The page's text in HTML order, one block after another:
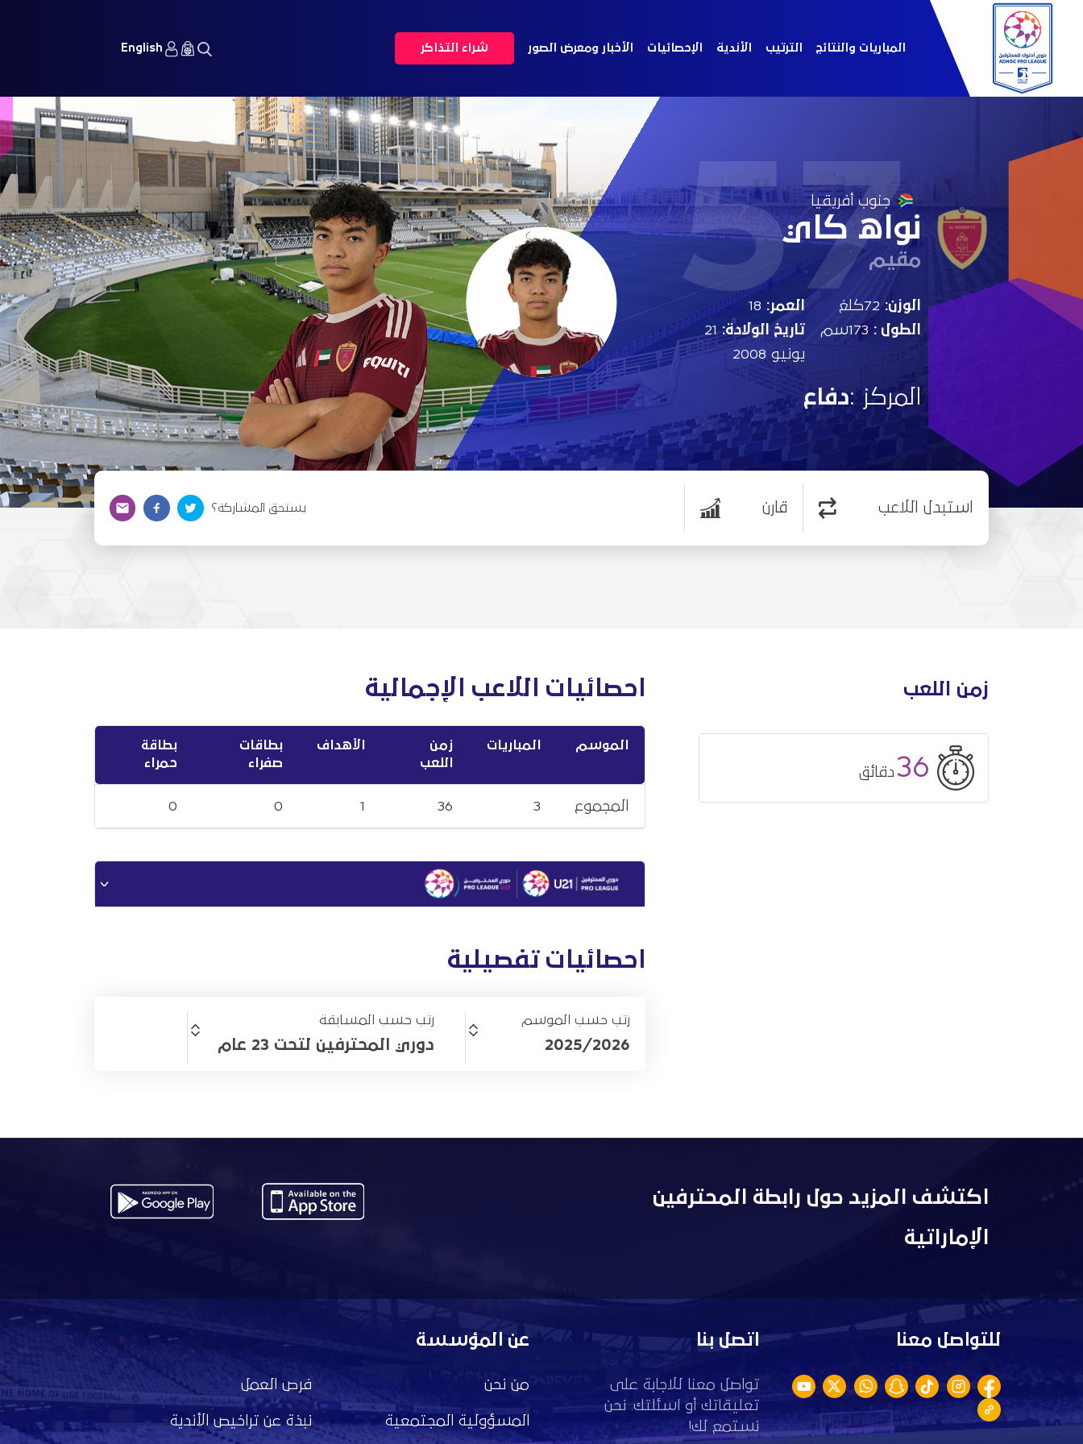
المباريات والنتائج الترتيب الأندية الإحصائيات الأخبار ومعرض الصور شراء التذاكر English
57
جنوب أفريقيا
نواه كاي
مقيم
الوزن:72كلغ
الطول :
العمر:
تاريخ الولادة: 21
يونيو 2008
المركز :دفاع
استبدل اللاعب قارن يستحق المشاركة؟
زمن اللعب
36 دقائق
احصائيات اللاعب الإجمالية
الموسم المباريات
زمن
اللعب
الأهداف
بطاقات
صفراء
بطاقة
حمراء
المجموع 3
36
1
0
0
احصائيات تفصيلية
رتب حسب الموسم
2025/2026
رتب حسب المسابقة
دوري المحترفين لتحت 23 عام
اكتشف المزيد حول رابطة المحترفين
الإماراتية
للتواصل معنا اتصل بنا
تواصل معنا للاجابة على
تعليقاتك أو اسئلتك. نحن
نستمع لك!
عن المؤسسة
من نحن فرص العمل
المسؤولية المجتمعية نبذة عن تراخيص الأندية